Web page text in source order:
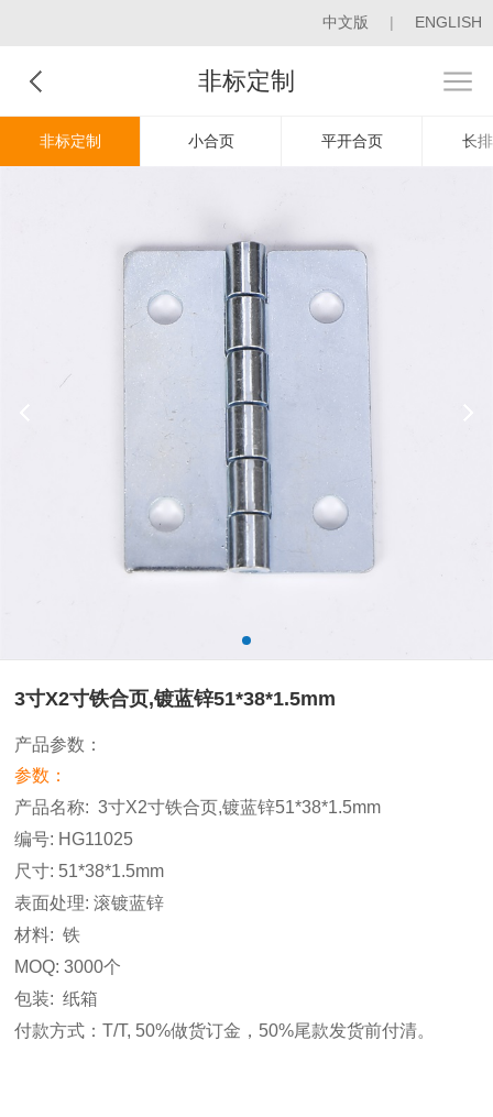
中文版 | ENGLISH
非标定制
非标定制 小合页 平开合页 长
3寸X2寸铁合页,镀蓝锌51*38*1.5mm
产品参数：
参数：
产品名称:3寸X2寸铁合页,镀蓝锌51*38*1.5mm
编号: HG11025
尺寸: 51*38*1.5mm
表面处理: 滚镀蓝锌
材料:铁
MOQ: 3000个
包装:纸箱
付款方式：T/T, 50%做货订金， 50%尾款发货前付清。